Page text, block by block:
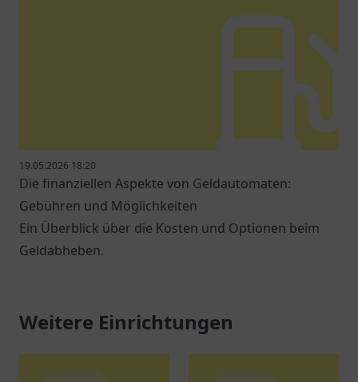
19.05.2026 18:20
Die finanziellen Aspekte von Geldautomaten:
Gebühren und Möglichkeiten
Ein Überblick über die Kosten und Optionen beim
Geldabheben.
Weitere Einrichtungen